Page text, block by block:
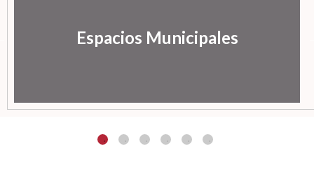
Espacios Municipales